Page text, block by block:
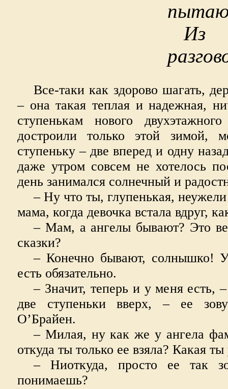
Из
Все-таки как здорово шагать,
– она такая теплая и надежная,
ступенькам нового
достроили только этой зимой,
ступеньку – две вперед и одну
даже утром совсем не хотелось
день занимался солнечный и
– Ну что ты, глупенькая,
мама, когда девочка встала вдруг,
– Мам, а ангелы бывают? Это
сказки?
– Конечно бывают, солнышко!
есть обязательно.
– Значит, теперь и у меня есть,
две ступеньки вверх, – ее
О’Брайен.
– Милая, ну как же у ангела
откуда ты только ее взяла? Какая
– Ниоткуда, просто ее так
понимаешь?